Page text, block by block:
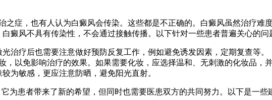
症，也有人认为白癜风会传染。这些都是不正确的。白癜风虽然治疗难
癜风不具有传染性，不会通过接触传播。以下针对一些患者普遍关心的问
治疗后也需要注意做好预防反复工作，例如避免诱发因素，定期复查等。
以免影响治疗的效果。如果需要化妆，应选择温和、无刺激的化妆品，
为敏感，更应注意防晒，避免阳光直射。
为患者带来了新的希望，但同时也需要医患双方的共同努力。以下是一些